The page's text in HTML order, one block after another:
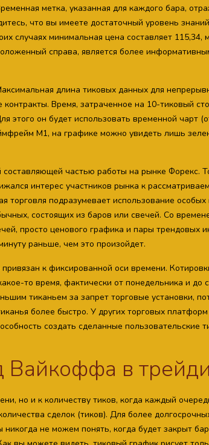
метка, указанная для каждого бара,
что вы имеете достаточный уровень
случаях минимальная цена составляет 115,34,
справа, является более
длина тиковых данных для
Время, затраченное на 10-тиковый
этого он будет использовать временной чарт
М1, на графике можно увидеть лишь
частью работы на рынке Форекс.
интерес участников рынка к
подразумевает использование особых
состоящих из баров или свечей. Со
просто ценового графика и пары трендовых
раньше, чем это произойдет.
к фиксированной оси времени.
то время, фактически от понедельника и до
тиканьем за запрет торговые установки,
более быстро. У других торговых
создать сделанные пользовательские
Вайкоффа в
но и к количеству тиков, когда каждый
сделок (тиков). Для более
не можем понять, когда будет закрыт